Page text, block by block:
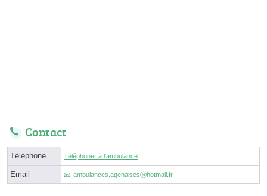
Contact
Téléphone Téléphoner à l'ambulance
Email ambulances.agenaisesⓐhotmail.fr